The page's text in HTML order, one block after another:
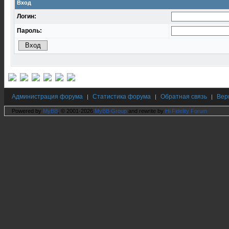
Вход
Логин:
Пароль:
Администрация форума | Статистика форума | Обратная связь |
Powered by MyBB , © 2001-2026 MyBB Group and rewrite by Hi Fidelity Forum